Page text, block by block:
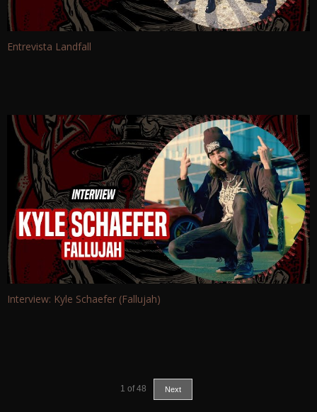
Entrevista Landfall
Interview: Kyle Schaefer (Fallujah)
1 of 48 Next